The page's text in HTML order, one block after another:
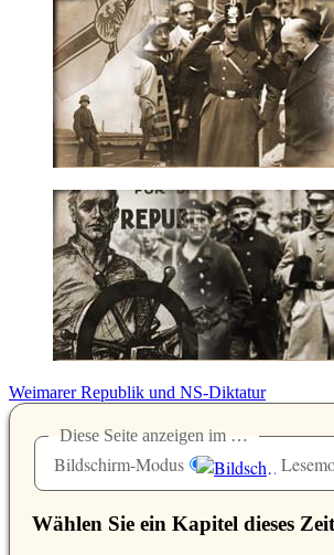
Weimarer Republik und NS-Diktatur
Diese Seite anzeigen im …
Bildschirm-Modus
Wählen Sie ein Kapitel dieses